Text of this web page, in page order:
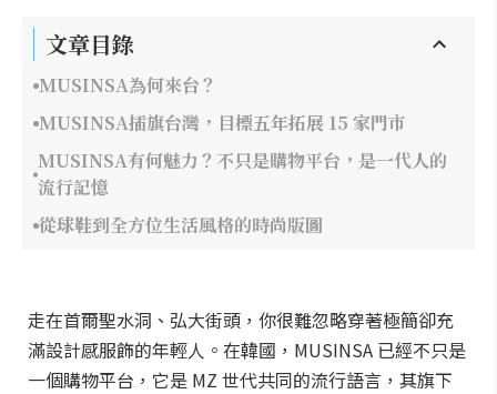
文章目錄
MUSINSA為何來台？
MUSINSA插旗台灣，目標五年拓展 15 家門市
MUSINSA有何魅力？不只是購物平台，是一代人的
流行記憶
從球鞋到全方位生活風格的時尚版圖
走在首爾聖水洞、弘大街頭，你很難忽略穿著極簡卻充
滿設計感服飾的年輕人。在韓國，MUSINSA 已經不只是
一個購物平台，它是 MZ 世代共同的流行語言，其旗下